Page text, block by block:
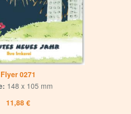
Flyer 0271
11,88 €
148 x 105 mm